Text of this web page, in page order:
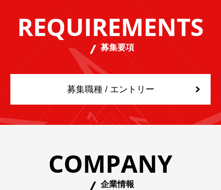
REQUIREMENTS
募集要項
募集職種 / エントリー
COMPANY
企業情報